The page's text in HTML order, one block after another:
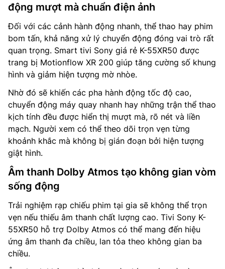
động mượt mà chuẩn điện ảnh
Đối với các cảnh hành động nhanh, thể thao hay phim
bom tấn, khả năng xử lý chuyển động đóng vai trò rất
quan trọng. Smart tivi Sony giá rẻ K-55XR50 được
trang bị Motionflow XR 200 giúp tăng cường số khung
hình và giảm hiện tượng mờ nhòe.
Nhờ đó sẽ khiến các pha hành động tốc độ cao,
chuyển động máy quay nhanh hay những trận thể thao
kịch tính đều được hiển thị mượt mà, rõ nét và liền
mạch. Người xem có thể theo dõi trọn vẹn từng
khoảnh khắc mà không bị gián đoạn bởi hiện tượng
giật hình.
Âm thanh Dolby Atmos tạo không gian vòm
sống động
Trải nghiệm rạp chiếu phim tại gia sẽ không thể trọn
vẹn nếu thiếu âm thanh chất lượng cao. Tivi Sony K-
55XR50 hỗ trợ Dolby Atmos có thể mang đến hiệu
ứng âm thanh đa chiều, lan tỏa theo không gian ba
chiều.